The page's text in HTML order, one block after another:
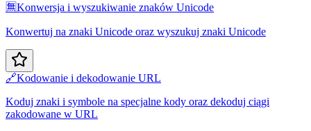
🈚Konwersja i wyszukiwanie znaków Unicode
Konwertuj na znaki Unicode oraz wyszukuj znaki Unicode
🔗Kodowanie i dekodowanie URL
Koduj znaki i symbole na specjalne kody oraz dekoduj ciągi
zakodowane w URL